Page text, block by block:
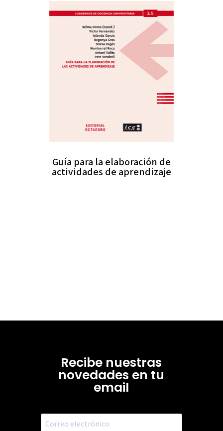
Guía para la elaboración de
actividades de aprendizaje
Recibe nuestras
novedades en tu
email